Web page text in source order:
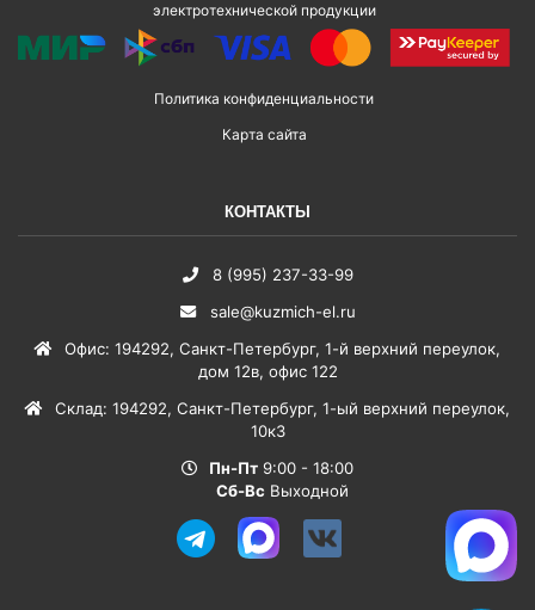
электротехнической продукции
Политика конфиденциальности
Карта сайта
КОНТАКТЫ
8 (995) 237-33-99
sale@kuzmich-el.ru
Офис: 194292, Санкт-Петербург, 1-й верхний переулок,
дом 12в, офис 122
Склад: 194292, Санкт-Петербург, 1-ый верхний переулок,
10к3
Пн-Пт 9:00 - 18:00
Сб-Вс Выходной